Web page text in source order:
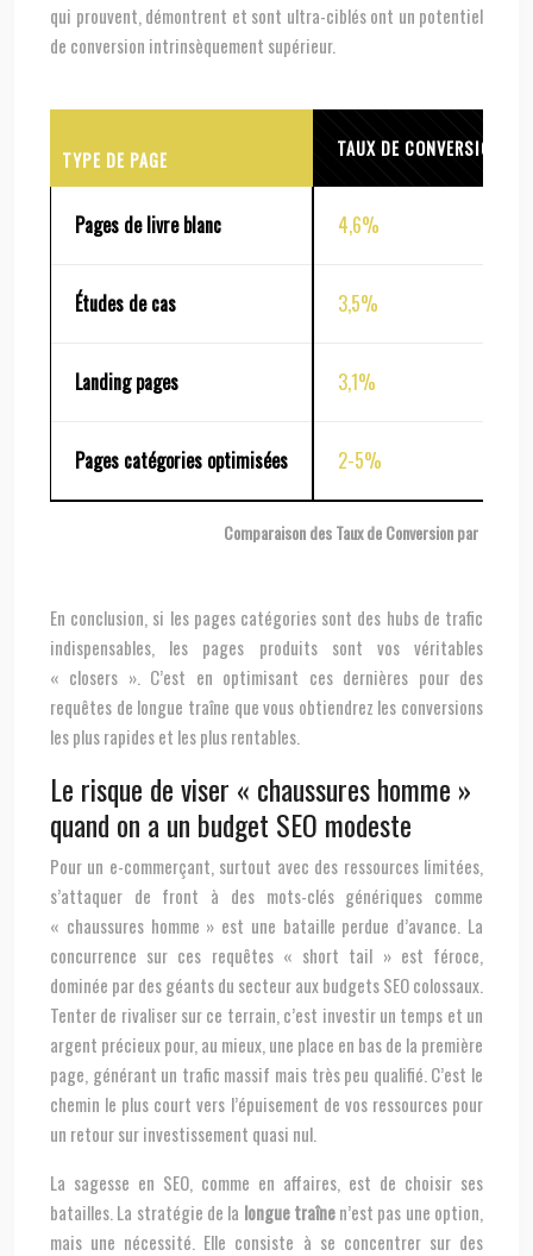
qui prouvent, démontrent et sont ultra-ciblés ont un potentiel
de conversion intrinsèquement supérieur.
Comparaison des Taux de Conversion par Type
TYPE DE PAGE TAUX DE CONVERSION
Pages de livre blanc 4,6%
Études de cas 3,5%
Landing pages 3,1%
Pages catégories optimisées 2-5%
En conclusion, si les pages catégories sont des hubs de trafic
indispensables, les pages produits sont vos véritables
« closers ». C’est en optimisant ces dernières pour des
requêtes de longue traîne que vous obtiendrez les conversions
les plus rapides et les plus rentables.
Le risque de viser « chaussures homme »
quand on a un budget SEO modeste
Pour un e-commerçant, surtout avec des ressources limitées,
s’attaquer de front à des mots-clés génériques comme
« chaussures homme » est une bataille perdue d’avance. La
concurrence sur ces requêtes « short tail » est féroce,
dominée par des géants du secteur aux budgets SEO colossaux.
Tenter de rivaliser sur ce terrain, c’est investir un temps et un
argent précieux pour, au mieux, une place en bas de la première
page, générant un trafic massif mais très peu qualifié. C’est le
chemin le plus court vers l’épuisement de vos ressources pour
un retour sur investissement quasi nul.
La sagesse en SEO, comme en affaires, est de choisir ses
batailles. La stratégie de la longue traînen’est pas une option,
mais une nécessité. Elle consiste à se concentrer sur des